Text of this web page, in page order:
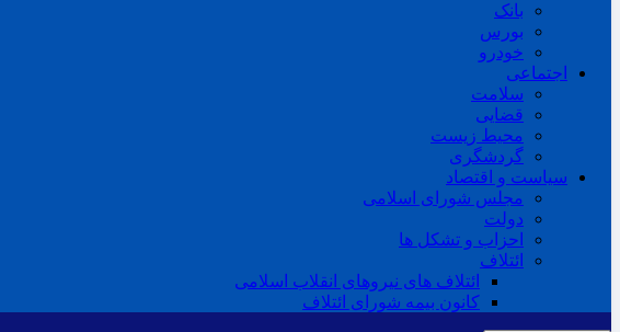
بانک
بورس
خودرو
اجتماعی
سلامت
قضایی
محیط زیست
گردشگری
سیاست و اقتصاد
مجلس شورای اسلامی
دولت
احزاب و تشکل ها
ائتلاف
ائتلاف های نیروهای انقلاب اسلامی
کانون بیمه شورای ائتلاف